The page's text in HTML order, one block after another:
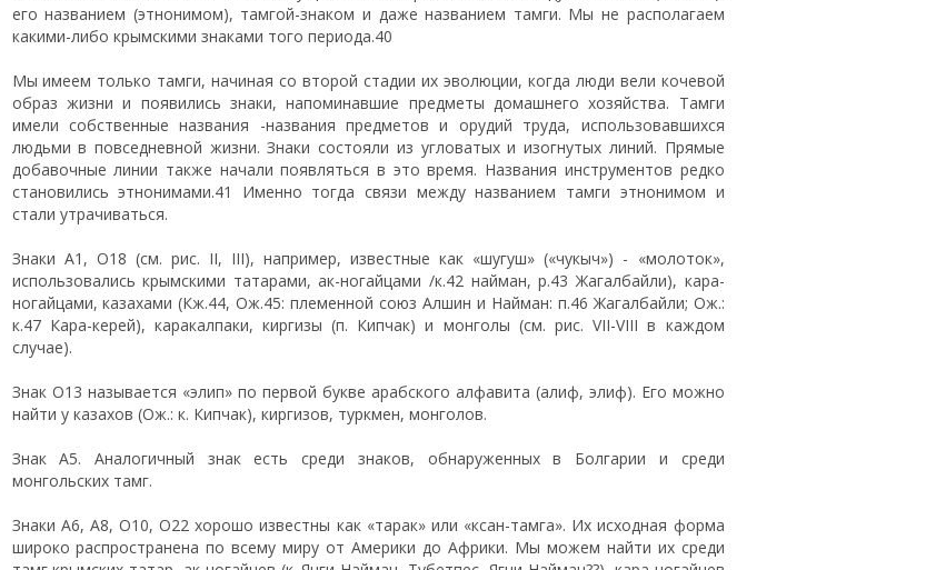
его названием (этнонимом), тамгой-знаком и даже названием тамги. Мы не располагаем
какими-либо крымскими знаками того периода.40
Мы имеем только тамги, начиная со второй стадии их эволюции, когда люди вели кочевой
образ жизни и появились знаки, напоминавшие предметы домашнего хозяйства. Тамги
имели собственные названия -названия предметов и орудий труда, использовавшихся
людьми в повседневной жизни. Знаки состояли из угловатых и изогнутых линий. Прямые
добавочные линии также начали появляться в это время. Названия инструментов редко
становились этнонимами.41 Именно тогда связи между названием тамги этнонимом и
стали утрачиваться.
Знаки A1, O18 (см. рис. II, III), например, известные как «шугуш» («чукыч») - «молоток»,
использовались крымскими татарами, ак-ногайцами /к.42 найман, р.43 Жагалбайли), кара-
ногайцами, казахами (Кж.44, Ож.45: племенной союз Алшин и Найман: п.46 Жагалбайли; Ож.:
к.47 Кара-керей), каракалпаки, киргизы (п. Кипчак) и монголы (см. рис. VII-VIII в каждом
случае).
Знак О13 называется «элип» по первой букве арабского алфавита (алиф, элиф). Его можно
найти у казахов (Ож.: к. Кипчак), киргизов, туркмен, монголов.
Знак А5. Аналогичный знак есть среди знаков, обнаруженных в Болгарии и среди
монгольских тамг.
Знаки А6, А8, О10, O22 хорошо известны как «тарак» или «ксан-тамга». Их исходная форма
широко распространена по всему миру от Америки до Африки. Мы можем найти их среди